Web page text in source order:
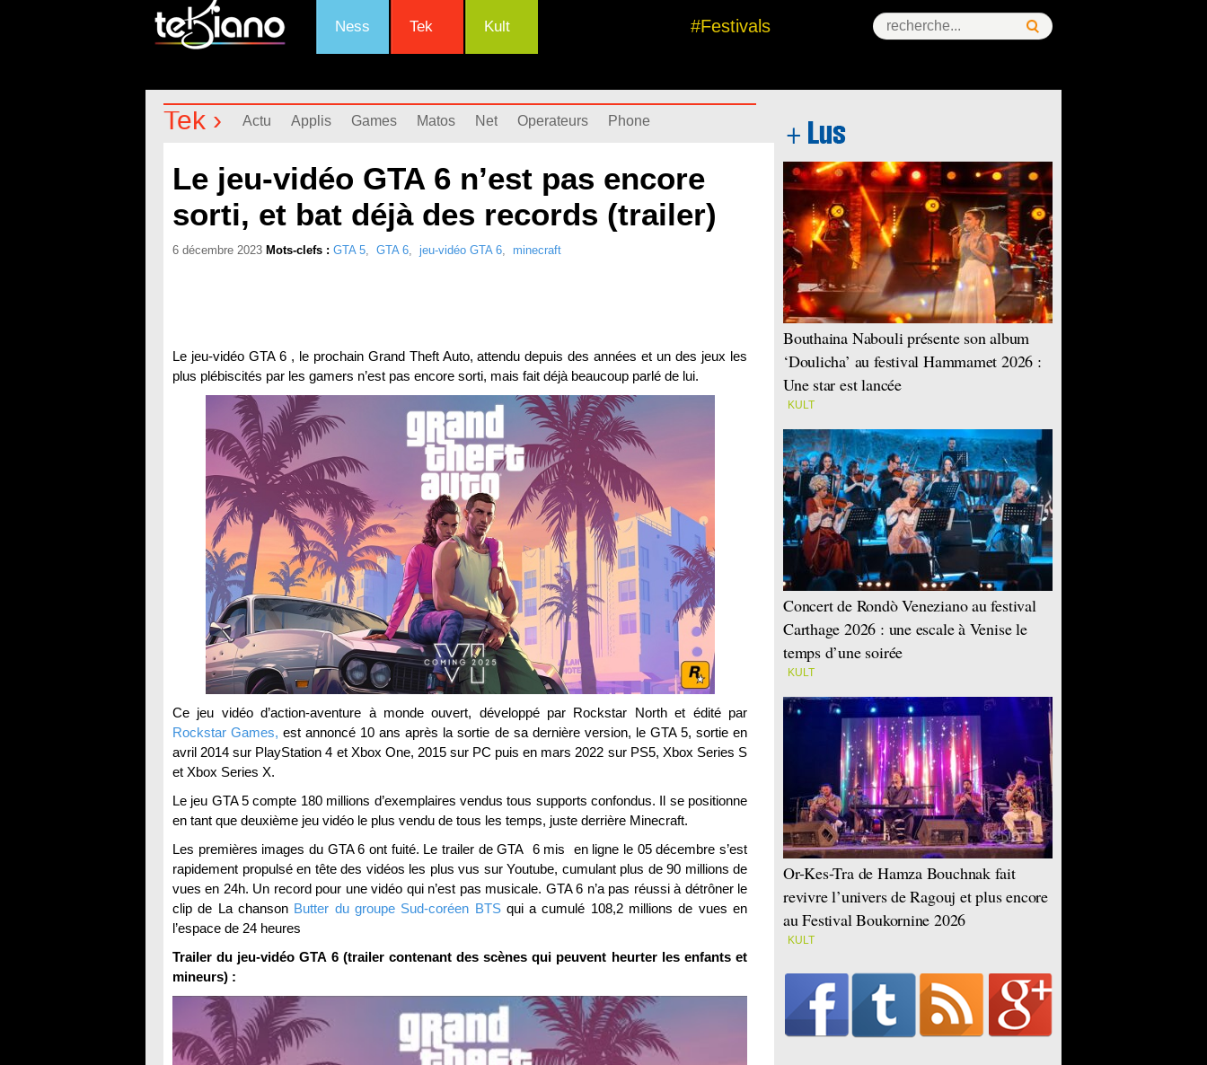
Ness Tek Kult #Festivals
Tek › Actu Applis Games Matos Net Operateurs Phone
Le jeu-vidéo GTA 6 n’est pas encore
sorti, et bat déjà des records (trailer)
6 décembre 2023 Mots-clefs : GTA 5, GTA 6, jeu-vidéo GTA 6, minecraft
Le jeu-vidéo GTA 6 , le prochain Grand Theft Auto, attendu depuis des années et un des jeux les
plus plébiscités par les gamers n’est pas encore sorti, mais fait déjà beaucoup parlé de lui.
Ce jeu vidéo d’action-aventure à monde ouvert, développé par Rockstar North et édité par
Rockstar Games, est annoncé 10 ans après la sortie de sa dernière version, le GTA 5, sortie en
avril 2014 sur PlayStation 4 et Xbox One, 2015 sur PC puis en mars 2022 sur PS5, Xbox Series S
et Xbox Series X.
Le jeu GTA 5 compte 180 millions d’exemplaires vendus tous supports confondus. Il se positionne
en tant que deuxième jeu vidéo le plus vendu de tous les temps, juste derrière Minecraft.
Les premières images du GTA 6 ont fuité. Le trailer de GTA 6 mis en ligne le 05 décembre s’est
rapidement propulsé en tête des vidéos les plus vus sur Youtube, cumulant plus de 90 millions de
vues en 24h. Un record pour une vidéo qui n’est pas musicale. GTA 6 n’a pas réussi à détrôner le
clip de La chanson Butter du groupe Sud-coréen BTSqui a cumulé 108,2 millions de vues en
l’espace de 24 heures
Trailer du jeu-vidéo GTA 6 (trailer contenant des scènes qui peuvent heurter les enfants et
mineurs) :
Bouthaina Nabouli présente son album
‘Doulicha’ au festival Hammamet 2026 :
Une star est lancée
KULT
Concert de Rondò Veneziano au festival
Carthage 2026 : une escale à Venise le
temps d’une soirée
KULT
Or-Kes-Tra de Hamza Bouchnak fait
revivre l’univers de Ragouj et plus encore
au Festival Boukornine 2026
KULT